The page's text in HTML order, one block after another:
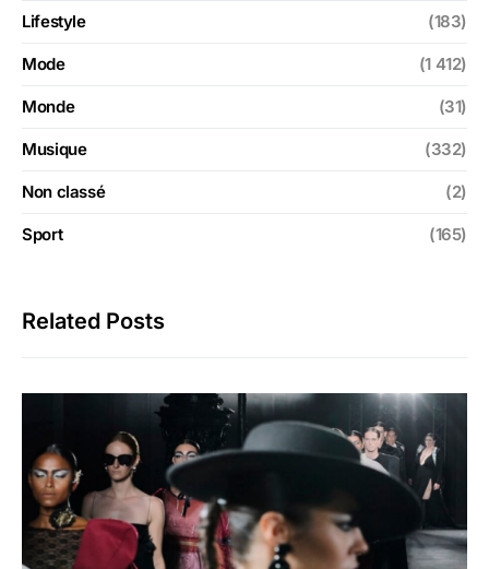
Lifestyle (183)
Mode (1 412)
Monde (31)
Musique (332)
Non classé (2)
Sport (165)
Related Posts